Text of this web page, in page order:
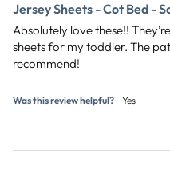
Jersey Sheets - Cot Bed -
Absolutely love these!!
sheets for my toddler. The
recommend!
Was this review helpful? Yes